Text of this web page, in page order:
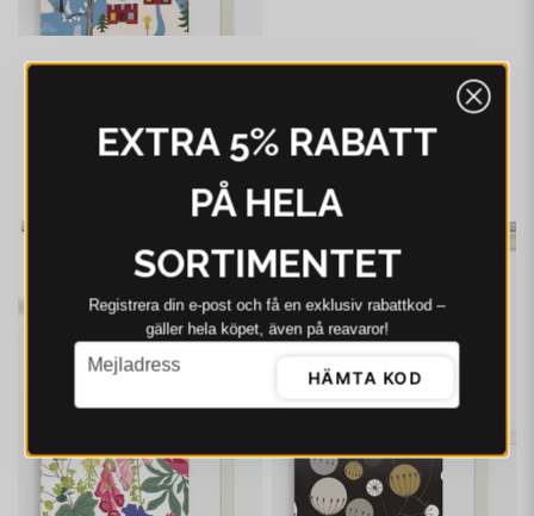
ljusblå panellängd 2
635 kr
EXTRA 5% RABATT
PÅ HELA
SORTIMENTET
Registrera din e‑post och få en exklusiv rabattkod –
gäller hela köpet, även på reavaror!
email
Mejladress
HÄMTA KOD